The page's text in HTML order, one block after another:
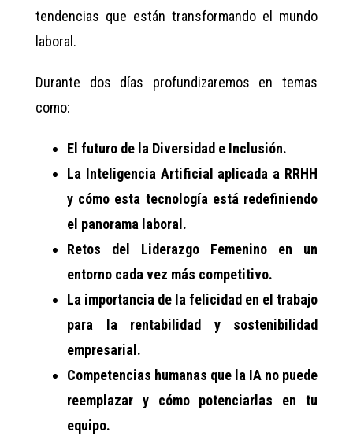
tendencias que están transformando el mundo
laboral.
Durante dos días profundizaremos en temas
como:
El futuro de la Diversidad e Inclusión.
La Inteligencia Artificial aplicada a RRHH
y cómo esta tecnología está redefiniendo
el panorama laboral.
Retos del Liderazgo Femenino en un
entorno cada vez más competitivo.
La importancia de la felicidad en el trabajo
para la rentabilidad y sostenibilidad
empresarial.
Competencias humanas que la IA no puede
reemplazar y cómo potenciarlas en tu
equipo.